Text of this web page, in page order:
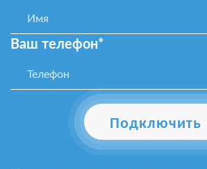
Ваш телефон*
Подключить